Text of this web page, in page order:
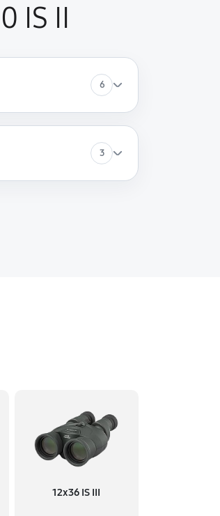
IS II
6
3
12x36 IS III